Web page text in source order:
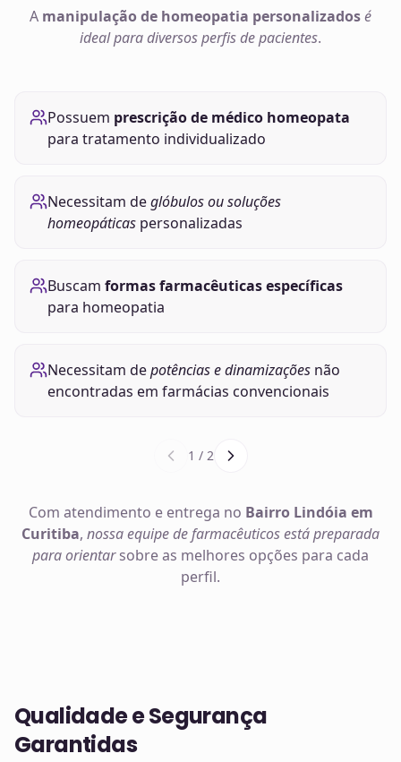
A manipulação de homeopatia personalizadosé
ideal para diversos perfis de pacientes.
Possuem prescrição de médico homeopata
para tratamento individualizado
Necessitam deglóbulos ou soluções
homeopáticas personalizadas
Buscam formas farmacêuticas específicas
para homeopatia
Necessitam depotências e dinamizações não
encontradas em farmácias convencionais
1 / 2
Com atendimento e entrega no Bairro Lindóia em
Curitiba, nossa equipe de farmacêuticos está preparada
para orientarsobre as melhores opções para cada
perfil.
Qualidade e Segurança
Garantidas